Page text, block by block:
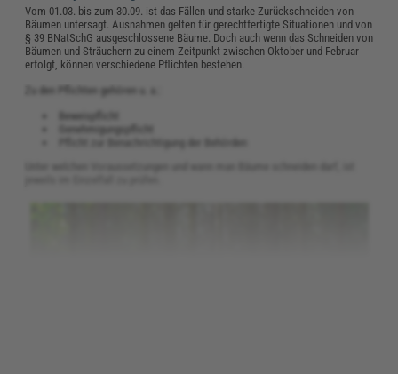
Vom 01.03. bis zum 30.09. ist das Fällen und starke Zurückschneiden von
Bäumen untersagt. Ausnahmen gelten für gerechtfertigte Situationen und von
§ 39 BNatSchG ausgeschlossene Bäume. Doch auch wenn das Schneiden von
Bäumen und Sträuchern zu einem Zeitpunkt zwischen Oktober und Februar
erfolgt, können verschiedene Pflichten bestehen.
Zu den Pflichten gehören u. a.:
Beweispflicht
Genehmigungspflicht
Pflicht zur Benachrichtigung der Behörden